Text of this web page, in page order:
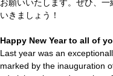
お願いいたします。ぜひ、
いきましょう！
Happy New Year to all of
Last year was an
marked by the inauguration